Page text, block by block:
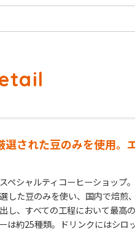
選された豆のみを使用。
ペシャルティコーヒーショップ。
した豆のみを使い、国内で焙煎
し、すべての工程において最高
は約25種類。ドリンクにはシ